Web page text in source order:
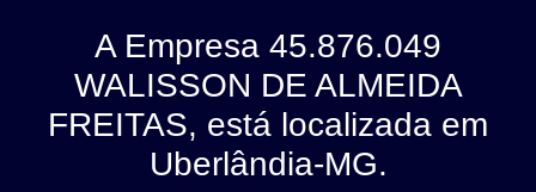
A Empresa 45.876.049
WALISSON DE ALMEIDA
FREITAS, está localizada em
Uberlândia-MG.